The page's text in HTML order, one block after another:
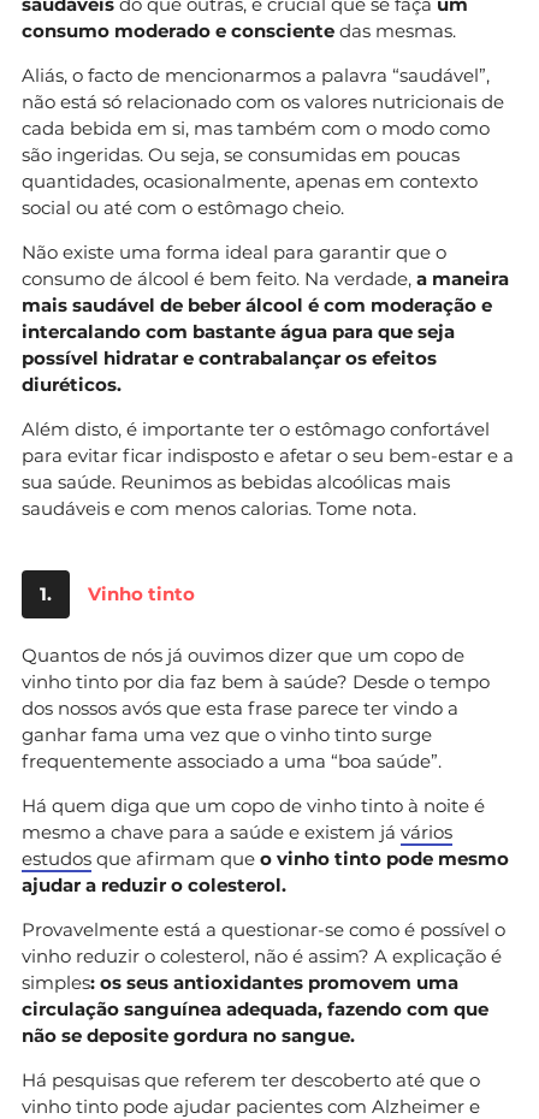
consumo moderado e consciente das mesmas.
Aliás, o facto de mencionarmos a palavra “saudável”,
não está só relacionado com os valores nutricionais de
cada bebida em si, mas também com o modo como
são ingeridas. Ou seja, se consumidas em poucas
quantidades, ocasionalmente, apenas em contexto
social ou até com o estômago cheio.
Não existe uma forma ideal para garantir que o
consumo de álcool é bem feito. Na verdade, a maneira
mais saudável de beber álcool é com moderação e
intercalando com bastante água para que seja
possível hidratar e contrabalançar os efeitos
diuréticos.
Além disto, é importante ter o estômago confortável
para evitar ficar indisposto e afetar o seu bem-estar e a
sua saúde. Reunimos as bebidas alcoólicas mais
saudáveis e com menos calorias. Tome nota.
1. Vinho tinto
Quantos de nós já ouvimos dizer que um copo de
vinho tinto por dia faz bem à saúde? Desde o tempo
dos nossos avós que esta frase parece ter vindo a
ganhar fama uma vez que o vinho tinto surge
frequentemente associado a uma “boa saúde”.
Há quem diga que um copo de vinho tinto à noite é
mesmo a chave para a saúde e existem já vários
estudos que afirmam que o vinho tinto pode mesmo
ajudar a reduzir o colesterol.
Provavelmente está a questionar-se como é possível o
vinho reduzir o colesterol, não é assim? A explicação é
simples: os seus antioxidantes promovem uma
circulação sanguínea adequada, fazendo com que
não se deposite gordura no sangue.
Há pesquisas que referem ter descoberto até que o
vinho tinto pode ajudar pacientes com Alzheimer e